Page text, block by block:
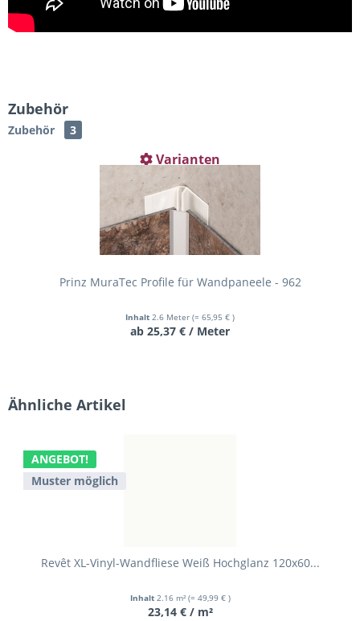
Zubehör
Zubehör 3
Prinz MuraTec Profile für Wandpaneele - 962
Inhalt 2.6 Meter (= 65,95 € )
ab 25,37 € / Meter
Varianten
Ähnliche Artikel
ANGEBOT!
Muster möglich
Revêt XL-Vinyl-Wandfliese Weiß Hochglanz 120x60...
Inhalt 2.16 m² (= 49,99 € )
23,14 € / m²